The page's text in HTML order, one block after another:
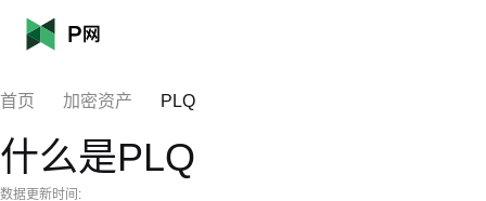
首页 加密资产 PLQ
什么是PLQ
数据更新时间: